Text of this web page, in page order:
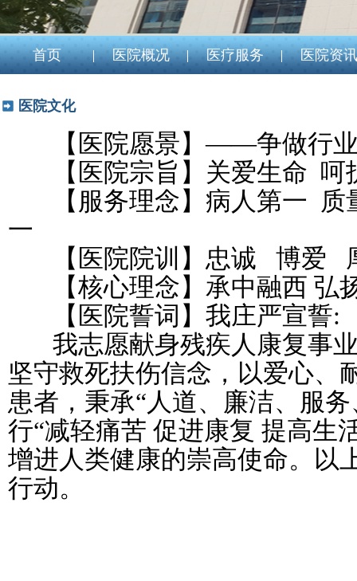
首页 医院概况 医疗服务 医院资讯
医院文化
【医院愿景】——争做行业
【医院宗旨】关爱生命 呵
【服务理念】病人第一 质
一
【医院院训】忠诚 博爱
【核心理念】承中融西 弘
【医院誓词】我庄严宣誓:
我志愿献身残疾人康复事业
坚守救死扶伤信念，以爱心、
患者，秉承“人道、廉洁、服
行“减轻痛苦 促进康复 提高生
增进人类健康的崇高使命。以
行动。